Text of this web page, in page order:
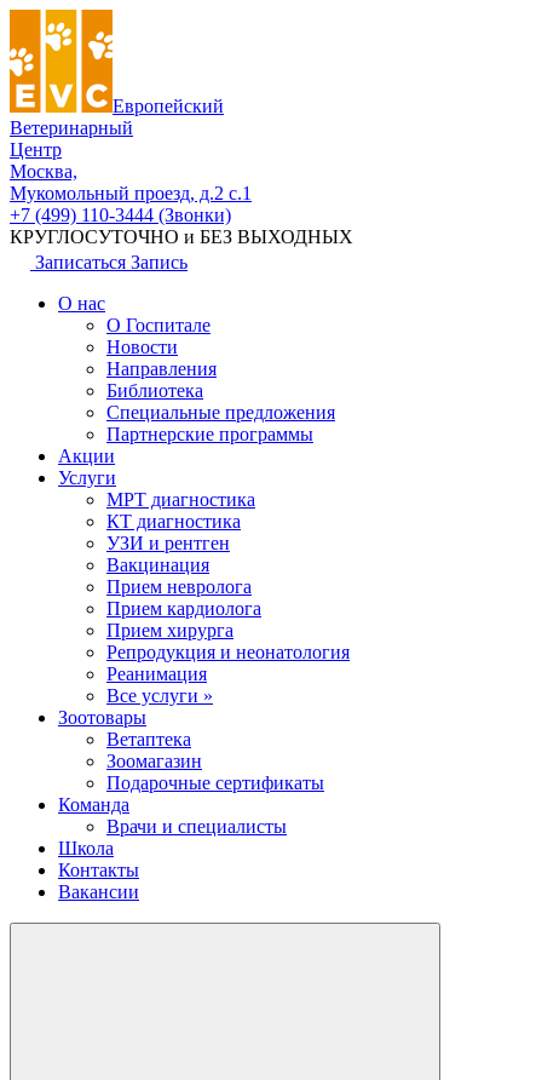
Европейский
Ветеринарный
Центр
Москва,
Мукомольный проезд, д.2 с.1
+7 (499) 110-3444 (Звонки)
КРУГЛОСУТОЧНО и БЕЗ ВЫХОДНЫХ
Записаться Запись
О нас
О Госпитале
Новости
Направления
Библиотека
Специальные предложения
Партнерские программы
Акции
Услуги
МРТ диагностика
КТ диагностика
УЗИ и рентген
Вакцинация
Прием невролога
Прием кардиолога
Прием хирурга
Репродукция и неонатология
Реанимация
Все услуги »
Зоотовары
Ветаптека
Зоомагазин
Подарочные сертификаты
Команда
Врачи и специалисты
Школа
Контакты
Вакансии